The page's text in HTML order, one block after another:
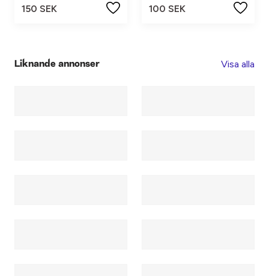
150 SEK
100 SEK
Liknande annonser Visa alla